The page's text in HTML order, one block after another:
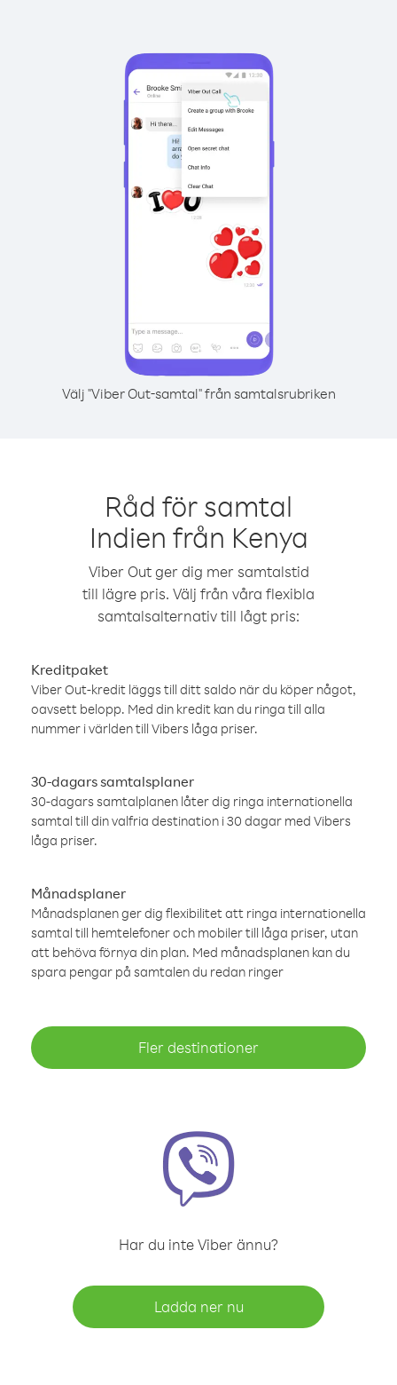
Välj "Viber Out-samtal" från samtalsrubriken
Råd för samtal
Indien från Kenya
Viber Out ger dig mer samtalstid
till lägre pris. Välj från våra flexibla
samtalsalternativ till lågt pris:
Kreditpaket
Viber Out-kredit läggs till ditt saldo när du köper något,
oavsett belopp. Med din kredit kan du ringa till alla
nummer i världen till Vibers låga priser.
30-dagars samtalsplaner
30-dagars samtalplanen låter dig ringa internationella
samtal till din valfria destination i 30 dagar med Vibers
låga priser.
Månadsplaner
Månadsplanen ger dig flexibilitet att ringa internationella
samtal till hemtelefoner och mobiler till låga priser, utan
att behöva förnya din plan. Med månadsplanen kan du
spara pengar på samtalen du redan ringer
Fler destinationer
Har du inte Viber ännu?
Ladda ner nu